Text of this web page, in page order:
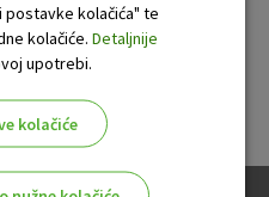
na sljedećeim
kolačića" te
kolačiće. Detaljnije
upotrebi.
kolačiće